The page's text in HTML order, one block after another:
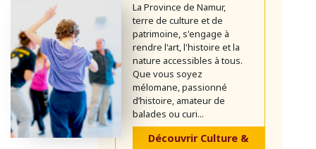
La Province de Namur,
terre de culture et de
patrimoine, s'engage à
rendre l'art, l'histoire et la
nature accessibles à tous.
Que vous soyez
mélomane, passionné
d’histoire, amateur de
balades ou curi...
Découvrir Culture &